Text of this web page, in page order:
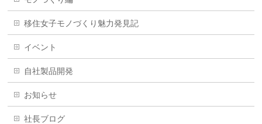
移住女子モノづくり魅力発見記
イベント
自社製品開発
お知らせ
社長ブログ